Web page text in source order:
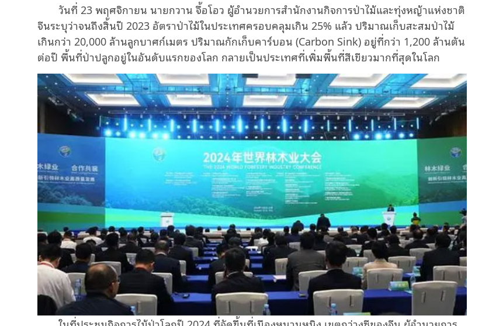
วันที่ 23 พฤศจิกายน นายกวาน จื้อโอว ผู้อำนวยการสำนักงานกิจการป่าไม้และทุ่งหญ้าแห่งชาติ
จีนระบุว่าจนถึงสิ้นปี 2023 อัตราป่าไม้ในประเทศครอบคลุมเกิน 25% แล้ว ปริมาณเก็บสะสมป่าไม้
เกินกว่า 20,000 ล้านลูกบาศก์เมตร ปริมาณกักเก็บคาร์บอน (Carbon Sink) อยู่ที่กว่า 1,200 ล้านตัน
ต่อปี พื้นที่ป่าปลูกอยู่ในอันดับแรกของโลก กลายเป็นประเทศที่เพิ่มพื้นที่สีเขียวมากที่สุดในโลก